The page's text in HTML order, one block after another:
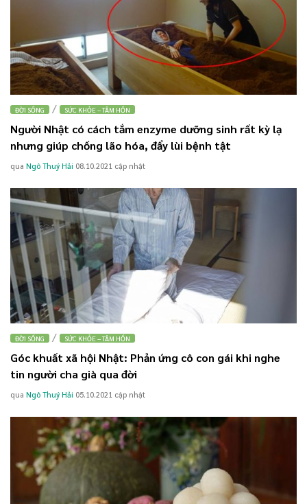
ĐỜI SỐNG / SỨC KHỎE – TÂM HỒN
Người Nhật có cách tắm enzyme dưỡng sinh rất kỳ lạ
nhưng giúp chống lão hóa, đẩy lùi bệnh tật
qua Ngô Thuý Hải 08.10.2021 cập nhật
ĐỜI SỐNG / SỨC KHỎE – TÂM HỒN
Góc khuất xã hội Nhật: Phản ứng cô con gái khi nghe
tin người cha già qua đời
qua Ngô Thuý Hải 05.10.2021 cập nhật